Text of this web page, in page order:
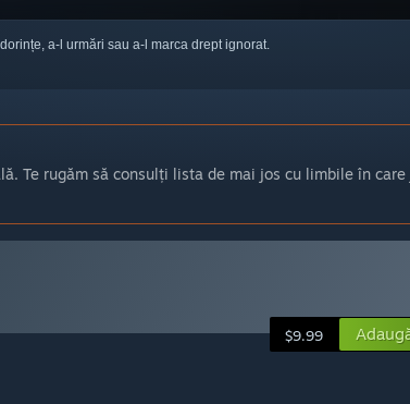
a-l urmări sau a-l marca drept ignorat.
Te rugăm să consulți lista de mai jos cu limbile în
$9.99